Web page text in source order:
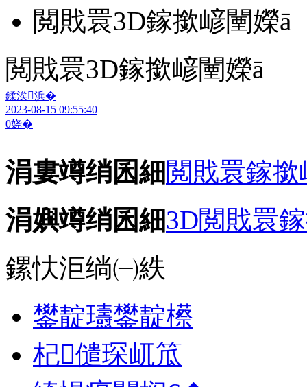
閲戝睘3D鎵撳嵃闉嬫ā
閲戝睘3D鎵撳嵃闉嬫ā
鍒涘浜�
2023-08-15 09:55:40
0娆�
涓婁竴绡囷細 閲戝睘鎵撳
涓嬩竴绡囷細3D閲戝睘
鏍忕洰绱㈠紩
鐢靛瓙鐢靛櫒
杞儙琛屼笟